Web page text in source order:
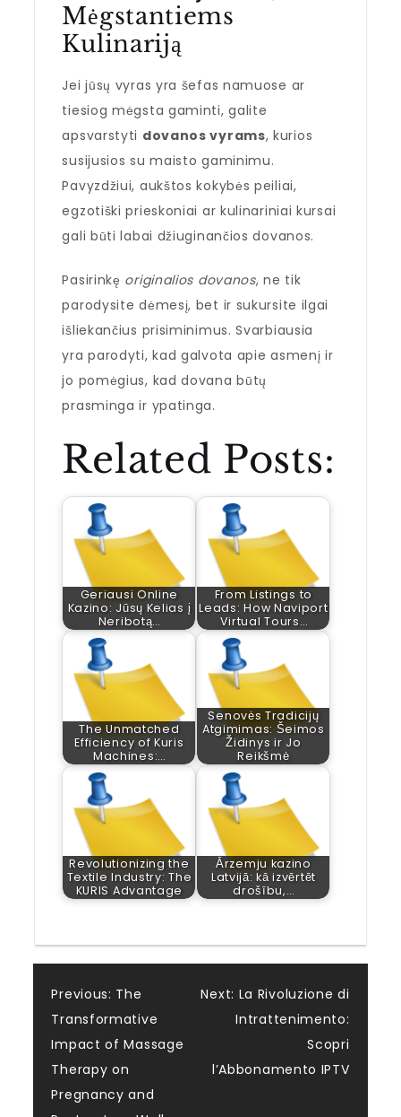
Mėgstantiems
Kulinariją
Jei jūsų vyras yra šefas namuose ar
tiesiog mėgsta gaminti, galite
apsvarstyti dovanos vyrams, kurios
susijusios su maisto gaminimu.
Pavyzdžiui, aukštos kokybės peiliai,
egzotiški prieskoniai ar kulinariniai kursai
gali būti labai džiuginančios dovanos.
Pasirinkę originalios dovanos, ne tik
parodysite dėmesį, bet ir sukursite ilgai
išliekančius prisiminimus. Svarbiausia
yra parodyti, kad galvota apie asmenį ir
jo pomėgius, kad dovana būtų
prasminga ir ypatinga.
Related Posts:
Geriausi Online
Kazino: Jūsų Kelias į
Neribotą…
From Listings to
Leads: How Naviport
Virtual Tours…
The Unmatched
Efficiency of Kuris
Machines:…
Senovės Tradicijų
Atgimimas: Šeimos
Židinys ir Jo
Reikšmė
Revolutionizing the
Textile Industry: The
KURIS Advantage
Ārzemju kazino
Latvijā: kā izvērtēt
drošību,…
Post
navigation
Previous: The
Transformative
Impact of Massage
Therapy on
Pregnancy and
Next: La Rivoluzione di
Intrattenimento:
Scopri
l’Abbonamento IPTV